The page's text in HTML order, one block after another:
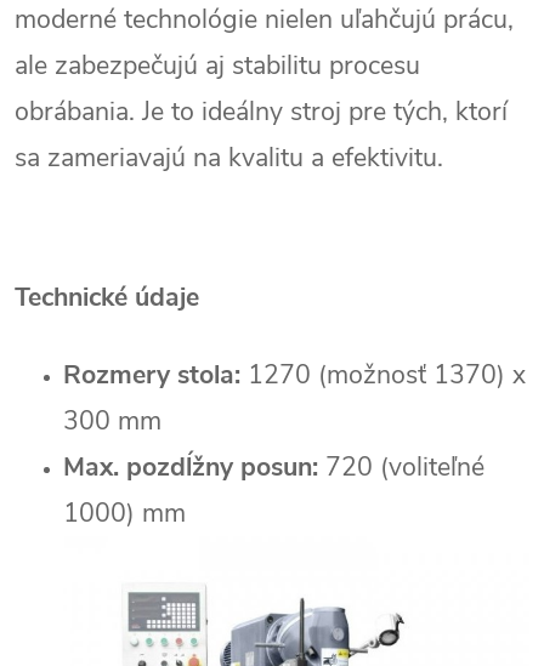
moderné technológie nielen uľahčujú prácu,
ale zabezpečujú aj stabilitu procesu
obrábania. Je to ideálny stroj pre tých, ktorí
sa zameriavajú na kvalitu a efektivitu.
Technické údaje
Rozmery stola: 1270 (možnosť 1370) x
300 mm
Max. pozdĺžny posun: 720 (voliteľné
1000) mm